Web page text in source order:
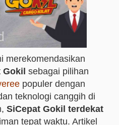
merekomendasikan
sebagai pilihan
populer dengan
teknologi canggih di
SiCepat Gokil terdekat
tepat waktu. Artikel